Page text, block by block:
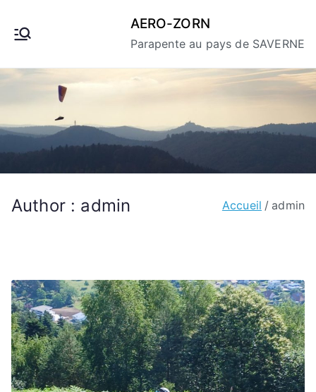
AERO-ZORN
Parapente au pays de SAVERNE
Author : admin Accueil admin